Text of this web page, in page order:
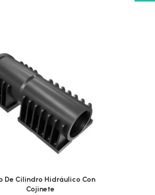
De Cilindro Hidráulico Con
Cojinete